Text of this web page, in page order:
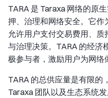
TARA 是 Taraxa 网络的原
押、治理和网络安全。它作
允许用户支付交易费用、
与治理决策。TARA 的经济
极参与者，激励用户为网络
TARA 的总供应量是有限的
Taraxa 团队以及生态系统